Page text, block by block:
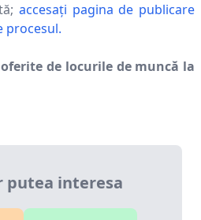
accesați pagina de publicare
procesul.
de locurile de muncă la
putea interesa